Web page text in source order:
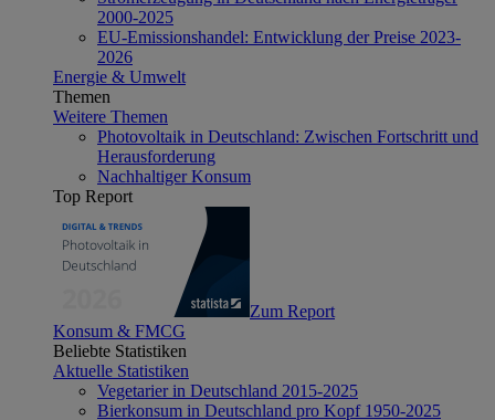
2000-2025
EU-Emissionshandel: Entwicklung der Preise 2023-
2026
Energie & Umwelt
Themen
Weitere Themen
Photovoltaik in Deutschland: Zwischen Fortschritt und
Herausforderung
Nachhaltiger Konsum
Top Report
Zum Report
Konsum & FMCG
Beliebte Statistiken
Aktuelle Statistiken
Vegetarier in Deutschland 2015-2025
Bierkonsum in Deutschland pro Kopf 1950-2025